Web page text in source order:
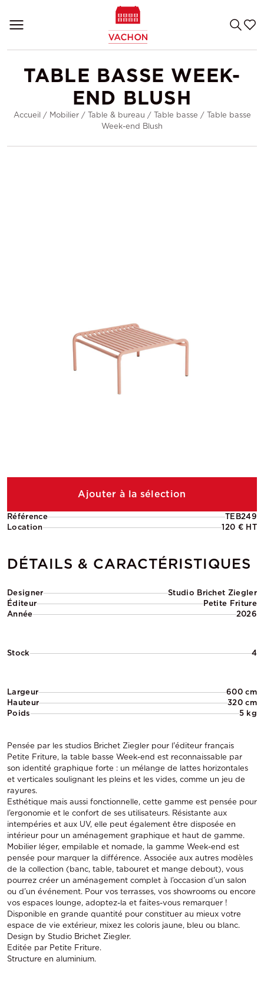
TABLE BASSE WEEK-
END BLUSH
Accueil / Mobilier/ Table & bureau / Table basse / Table basse
Week-end Blush
Référence
TEB249
Location
120 € HT
DÉTAILS & CARACTÉRISTIQUES
Designer
Studio Brichet Ziegler
Éditeur
Petite Friture
Année
2026
Stock 4
Largeur
600 cm
Hauteur
320 cm
Poids
5 kg
Pensée par les studios Brichet Ziegler pour l'éditeur français
Petite Friture, la table basse Week-end est reconnaissable par
son identité graphique forte : un mélange de lattes horizontales
et verticales soulignant les pleins et les vides, comme un jeu de
rayures.
Esthétique mais aussi fonctionnelle, cette gamme est pensée pour
l’ergonomie et le confort de ses utilisateurs. Résistante aux
intempéries et aux UV, elle peut également être disposée en
intérieur pour un aménagement graphique et haut de gamme.
Mobilier léger, empilable et nomade, la gamme Week-end est
pensée pour marquer la différence. Associée aux autres modèles
de la collection (banc, table, tabouret et mange debout), vous
pourrez créer un aménagement complet à l’occasion d’un salon
ou d’un événement. Pour vos terrasses, vos showrooms ou encore
vos espaces lounge, adoptez-la et faites-vous remarquer !
Disponible en grande quantité pour constituer au mieux votre
espace de vie extérieur, mixez les coloris jaune, bleu ou blanc.
Design by Studio Brichet Ziegler.
Editée par Petite Friture.
Structure en aluminium.
Ajouter à la sélection